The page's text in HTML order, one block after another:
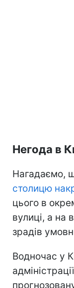
Негода в
Нагадаємо,
столицю
цього в
вулиці, а на
зрадів
Водночас у